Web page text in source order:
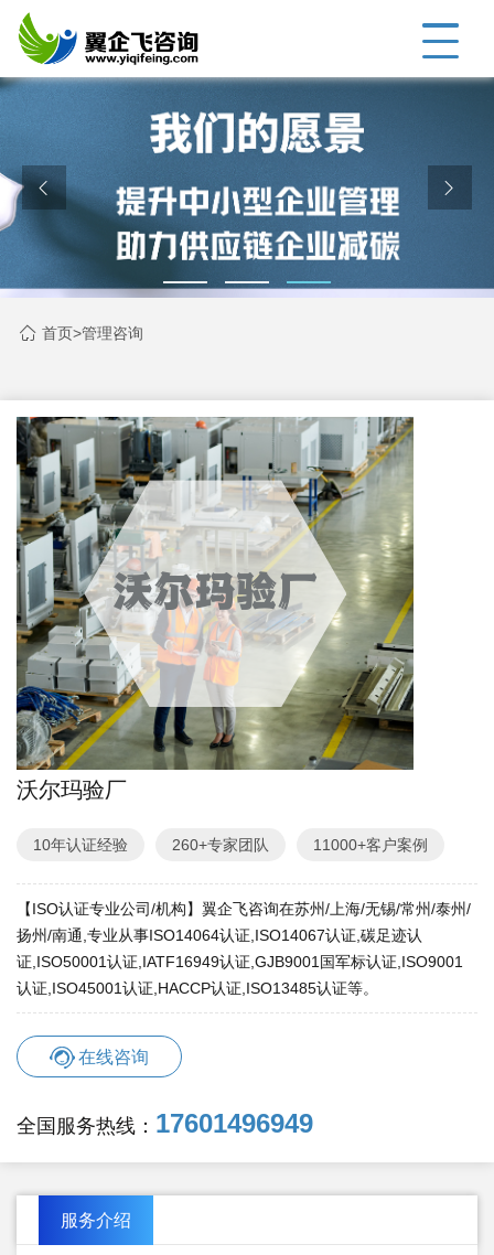
首页>管理咨询
沃尔玛验厂
10年认证经验 260+专家团队 11000+客户案例
【ISO认证专业公司/机构】翼企飞咨询在苏州/上海/无锡/常州/泰州/
扬州/南通,专业从事ISO14064认证,ISO14067认证,碳足迹认
证,ISO50001认证,IATF16949认证,GJB9001国军标认证,ISO9001
认证,ISO45001认证,HACCP认证,ISO13485认证等。
在线咨询
全国服务热线： 17601496949
服务介绍